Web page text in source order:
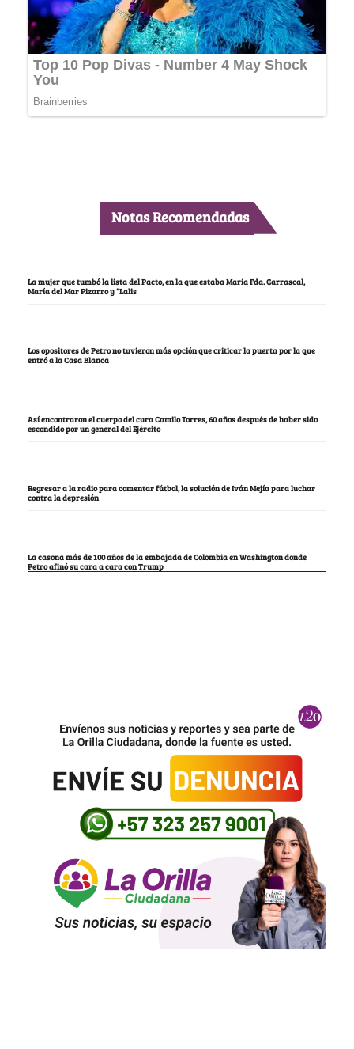
Notas Recomendadas
La mujer que tumbó la lista del Pacto, en la que estaba María Fda. Carrascal,
María del Mar Pizarro y “Lalis
Los opositores de Petro no tuvieron más opción que criticar la puerta por la que
entró a la Casa Blanca
Así encontraron el cuerpo del cura Camilo Torres, 60 años después de haber sido
escondido por un general del Ejército
Regresar a la radio para comentar fútbol, la solución de Iván Mejía para luchar
contra la depresión
La casona más de 100 años de la embajada de Colombia en Washington donde
Petro afinó su cara a cara con Trump